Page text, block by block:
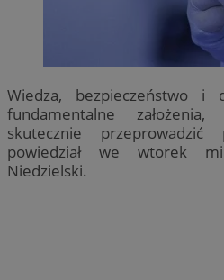
Wiedza, bezpieczeństwo
fundamentalne
skutecznie
powiedział we wtorek
Niedzielski.